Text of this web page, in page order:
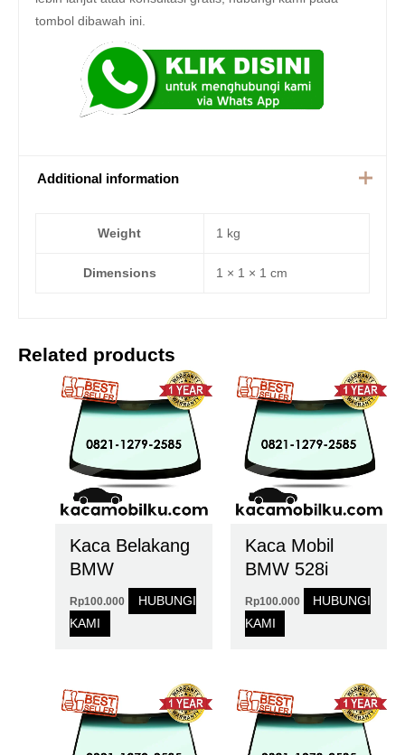
tombol dibawah ini.
Additional information
Weight 1 kg
Dimensions 1 × 1 × 1 cm
Related products
Kaca Belakang
BMW
Rp100.000
HUBUNGI
KAMI
Kaca Mobil
BMW 528i
Rp100.000
HUBUNGI
KAMI